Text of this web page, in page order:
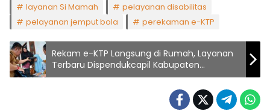
layanan Si Mamah
pelayanan disabilitas
pelayanan jemput bola
perekaman e-KTP
Rekam e-KTP Langsung di Rumah, Layanan
Terbaru Dispendukcapil Kabupaten
Pasuruan